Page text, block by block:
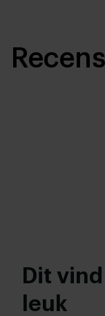
Dit
leuk